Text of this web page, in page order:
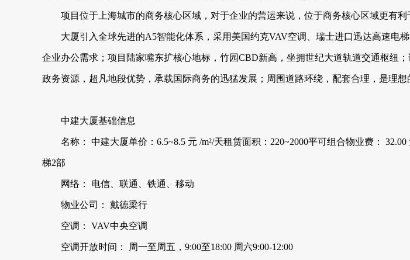
项目位于上海城市的商务核心区域，对于企业的营运来说，位于商务核心区域更有
大厦引入全球先进的A5智能化体系，采用美国约克VAV空调、瑞士进口迅达高速
企业办公需求；项目陆家嘴东扩核心地标，竹园CBD新高，坐拥世纪大道轨道交通枢纽
政务资源，超凡地段优势，承载国际商务的迅猛发展；周围道路环绕，配套合理，是理想
中建大厦基础信息
名称： 中建大厦单价：6.5~8.5 元 /m²/天租赁面积：220~2000平可组合物业费：
梯2部
网络： 电信、联通、铁通、移动
物业公司： 戴德梁行
空调： VAV中央空调
空调开放时间： 周一至周五，9:00至18:00 周六9:00-12:00